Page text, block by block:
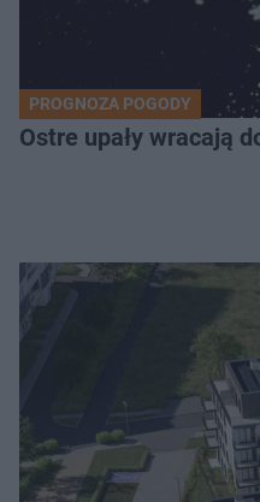
PROGNOZA POGODY
Ostre upały wracają